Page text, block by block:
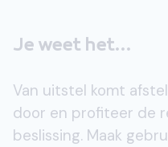
Je weet het...
Van uitstel komt
door en profiteer de
beslissing. Maak